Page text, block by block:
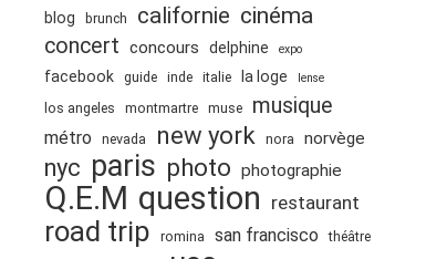
blog brunch californie cinéma
concert concours delphine expo
facebook guide inde italie la loge lense
los angeles montmartre muse musique
métro nevada new york nora norvège
nyc paris photo photographie
Q.E.M question restaurant
road trip romina san francisco théâtre